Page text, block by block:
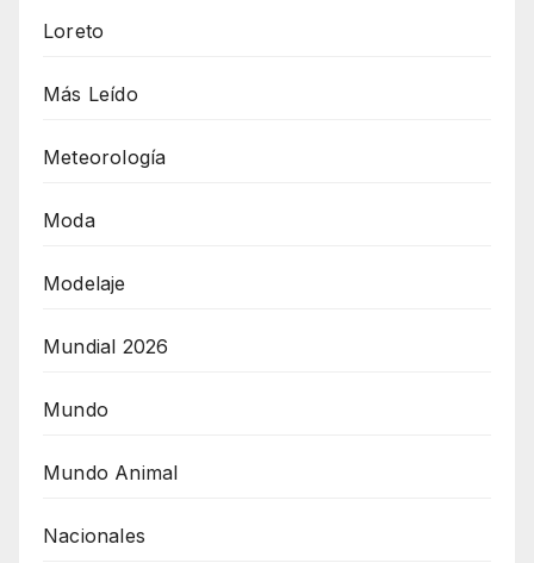
Loreto
Más Leído
Meteorología
Moda
Modelaje
Mundial 2026
Mundo
Mundo Animal
Nacionales